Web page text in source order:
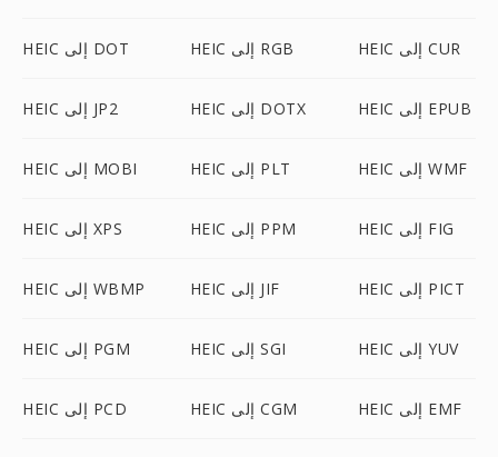
HEIC إلى DOT HEIC إلى RGB HEIC إلى CUR
HEIC إلى JP2 HEIC إلى DOTX HEIC إلى EPUB
HEIC إلى MOBI HEIC إلى PLT HEIC إلى WMF
HEIC إلى XPS HEIC إلى PPM HEIC إلى FIG
HEIC إلى WBMP HEIC إلى JIF HEIC إلى PICT
HEIC إلى PGM HEIC إلى SGI HEIC إلى YUV
HEIC إلى PCD HEIC إلى CGM HEIC إلى EMF